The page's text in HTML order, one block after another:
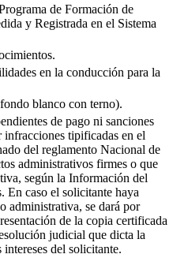
de Formación de
y Registrada en el Sistema
en la conducción para la
blanco con terno).
de pago ni sanciones
tipificadas en el
del reglamento Nacional de
administrativos firmes o que
según la Información del
En caso el solicitante haya
administrativa, se dará por
de la copia certificada
judicial que dicta la
del solicitante.